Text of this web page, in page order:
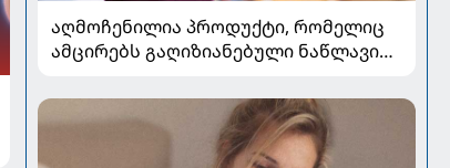
აღმოჩენილია პროდუქტი, რომელიც
ამცირებს გაღიზიანებული ნაწლავის